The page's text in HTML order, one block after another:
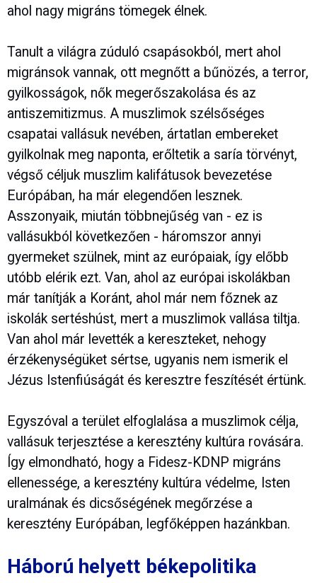
ahol nagy migráns tömegek élnek.
Tanult a világra zúduló csapásokból, mert ahol
migránsok vannak, ott megnőtt a bűnözés, a terror,
gyilkosságok, nők megerőszakolása és az
antiszemitizmus. A muszlimok szélsőséges
csapatai vallásuk nevében, ártatlan embereket
gyilkolnak meg naponta, erőltetik a saría törvényt,
végső céljuk muszlim kalifátusok bevezetése
Európában, ha már elegendően lesznek.
Asszonyaik, miután többnejűség van - ez is
vallásukból következően - háromszor annyi
gyermeket szülnek, mint az európaiak, így előbb
utóbb elérik ezt. Van, ahol az európai iskolákban
már tanítják a Koránt, ahol már nem főznek az
iskolák sertéshúst, mert a muszlimok vallása tiltja.
Van ahol már levették a kereszteket, nehogy
érzékenységüket sértse, ugyanis nem ismerik el
Jézus Istenfiúságát és keresztre feszítését értünk.
Egyszóval a terület elfoglalása a muszlimok célja,
vallásuk terjesztése a keresztény kultúra rovására.
Így elmondható, hogy a Fidesz-KDNP migráns
ellenessége, a keresztény kultúra védelme, Isten
uralmának és dicsőségének megőrzése a
keresztény Európában, legfőképpen hazánkban.
Háború helyett békepolitika